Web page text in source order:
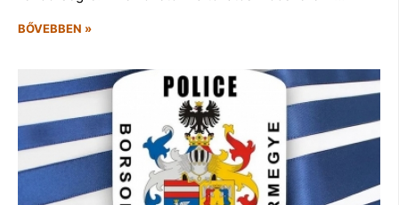
BŐVEBBEN »